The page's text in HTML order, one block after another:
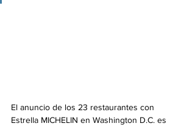
El anuncio de los 23 restaurantes con
Estrella MICHELIN en Washington D.C. es